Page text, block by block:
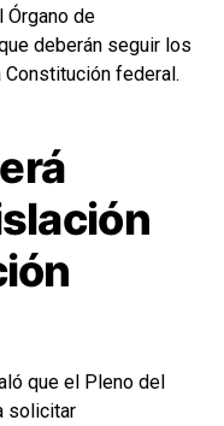
Órgano de
deberán seguir los
federal.
que el Pleno del
solicitar